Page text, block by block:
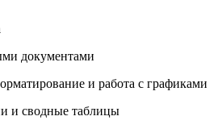
документами
и работа с графиками
и сводные таблицы